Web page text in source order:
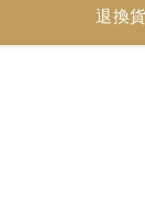
退換